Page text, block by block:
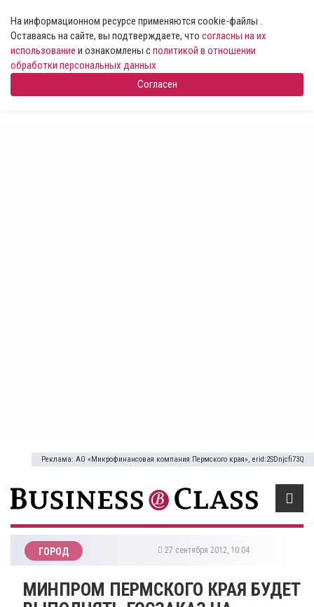
На информационном ресурсе применяются cookie-файлы .
Оставаясь на сайте, вы подтверждаете, что согласны на их
использование и ознакомлены сполитикой в отношении
обработки персональных данных
Согласен
Реклама: АО «Микрофинансовая компания Пермского края», erid:2SDnjcfi73Q
ГОРОД 27 сентября 2012, 10:04
МИНПРОМ ПЕРМСКОГО КРАЯ БУДЕТ